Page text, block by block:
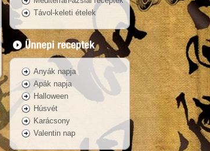
Távol-keleti ételek
Anyák napja
Apák napja
Halloween
Húsvét
Karácsony
Valentin nap